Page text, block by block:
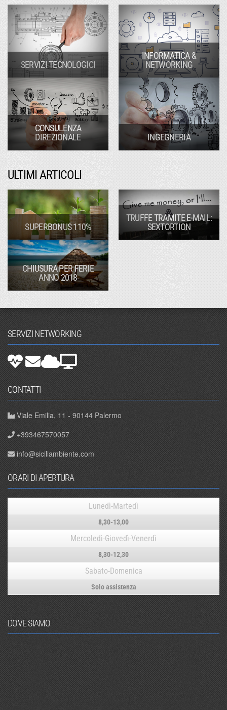
SERVIZI TECNOLOGICI
INFORMATICA &
NETWORKING
CONSULENZA
DIREZIONALE
INGEGNERIA
ULTIMI ARTICOLI
SUPERBONUS 110%
TRUFFE TRAMITE E-MAIL:
SEXTORTION
CHIUSURA PER FERIE
ANNO 2018
SERVIZI NETWORKING
CONTATTI
Viale Emilia, 11 - 90144 Palermo
+393467570057
info@siciliambiente.com
ORARI DI APERTURA
Lunedì-Martedì
8,30-13,00
Mercoledì-Giovedì-Venerdì
8,30-12,30
Sabato-Domenica
Solo assistenza
DOVE SIAMO